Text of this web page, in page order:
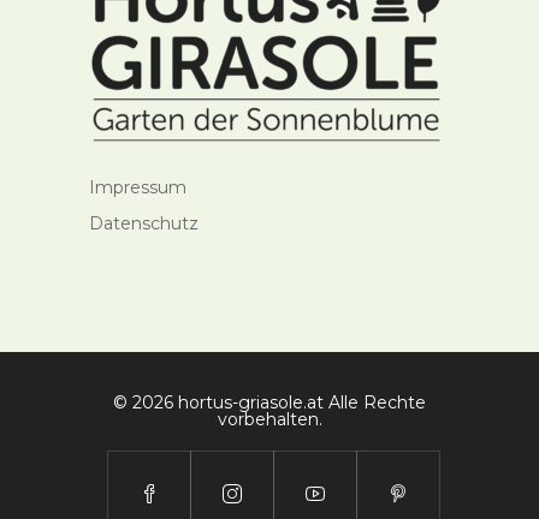
Impressum
Datenschutz
© 2026 hortus-griasole.at Alle Rechte
vorbehalten.